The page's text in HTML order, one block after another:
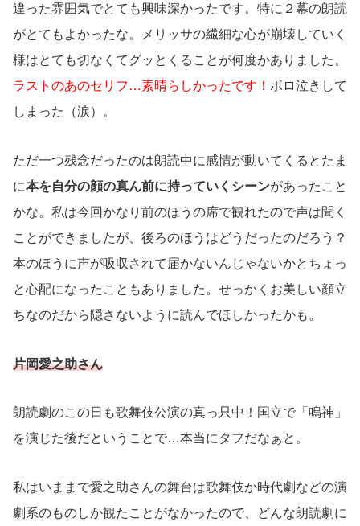
違った雰囲気でとても興味深かったです。特に２幕の朗読
がとてもよかったな。メリッサの繊細な心が崩壊していく
様はとても切なくてグッとくることが何度かありました。
ラストのあのセリフ…素晴らしかったです！ ボロ泣きして
しまった（涙）。
ただ一つ残念だったのは朗読中に感情が動いてくるとたま
に本を自分の顔の真ん前に持っていくシーンがあったこと
かな。私は今回かなり前のほうの席で観れたので声は聞く
ことができましたが、後ろのほうはどうだったのだろう？
本のほうに声が吸収されて届かないんじゃないかとちょっ
と心配になったこともありました。せっかくお美しい顔立
ちなのだから隠さないように読んでほしかったかも。
片岡愛之助さん
朗読劇のこの日も歌舞伎公演の真っ只中！国立で「鳴神」
を演じた後だということで…本当にタフだなぁと。
私はいままで愛之助さんの舞台は歌舞伎か時代劇などの演
劇系のものしか観たことがなかったので、どんな朗読劇に